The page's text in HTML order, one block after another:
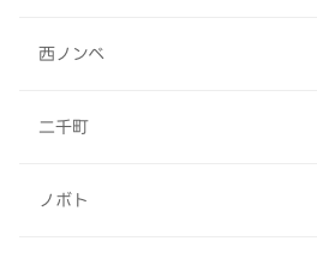
西ノンベ
二千町
ノボト